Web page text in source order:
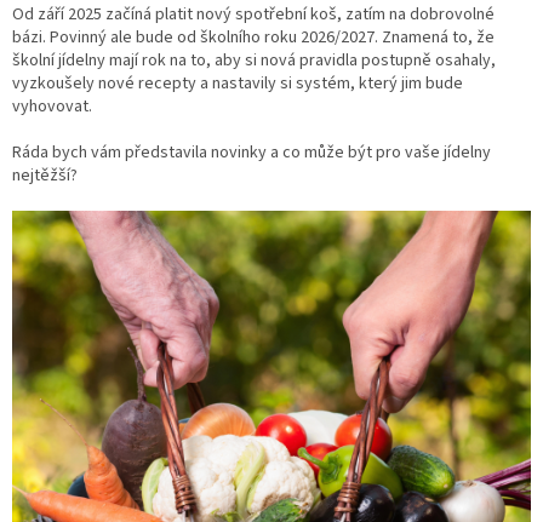
Od září 2025 začíná platit nový spotřební koš, zatím na dobrovolné
bázi. Povinný ale bude od školního roku 2026/2027. Znamená to, že
školní jídelny mají rok na to, aby si nová pravidla postupně osahaly,
vyzkoušely nové recepty a nastavily si systém, který jim bude
vyhovovat.
Ráda bych vám představila novinky a co může být pro vaše jídelny
nejtěžší?